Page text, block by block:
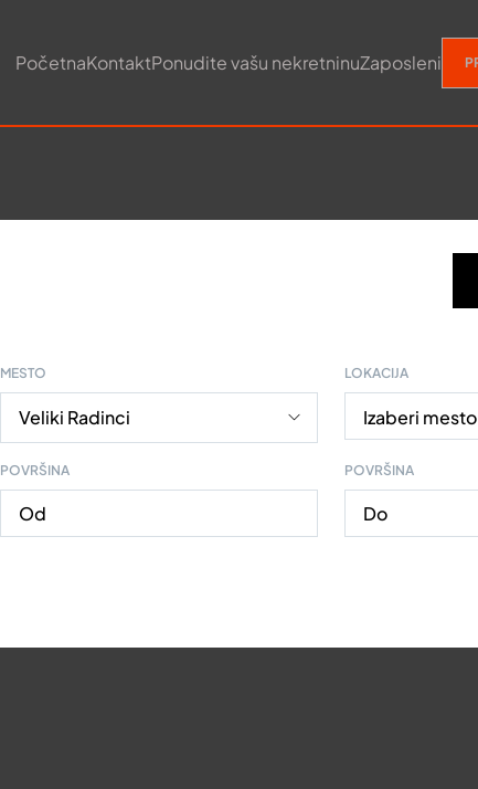
PočetnaKontaktPonudite vašu nekretninuZaposleni
MESTO LOKACIJA
Izaberi mesto
POVRŠINA POVRŠINA